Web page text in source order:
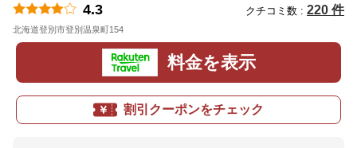
4.3 クチコミ数 : 220 件
北海道登別市登別温泉町154
料金を表示
割引クーポンをチェック